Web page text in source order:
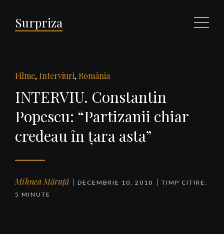
Surpriza Meniu
Filme, Interviuri, România
INTERVIU. Constantin
Popescu: “Partizanii chiar
credeau în ţara asta”
Mihnea Măruță DECEMBRIE 10, 2010
TIMP CITIRE:
5 MINUTE